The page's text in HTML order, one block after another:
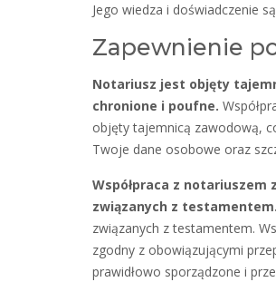
Jego wiedza i doświadczenie
Zapewnienie
Notariusz jest objęty
chronione i poufne.
objęty tajemnicą zawodową,
Twoje dane osobowe oraz
Współpraca z
związanych z testamentem.
związanych z testamentem.
zgodny z obowiązującymi
prawidłowo sporządzone i